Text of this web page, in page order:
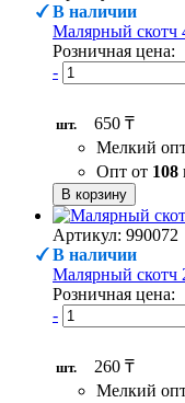
В наличии
Малярный
Розничная цена:
-
шт.
650 ₸
Мелкий
Опт от 108
В корзину
Артикул: 990072
В наличии
Малярный
Розничная цена:
-
шт.
260 ₸
Мелкий